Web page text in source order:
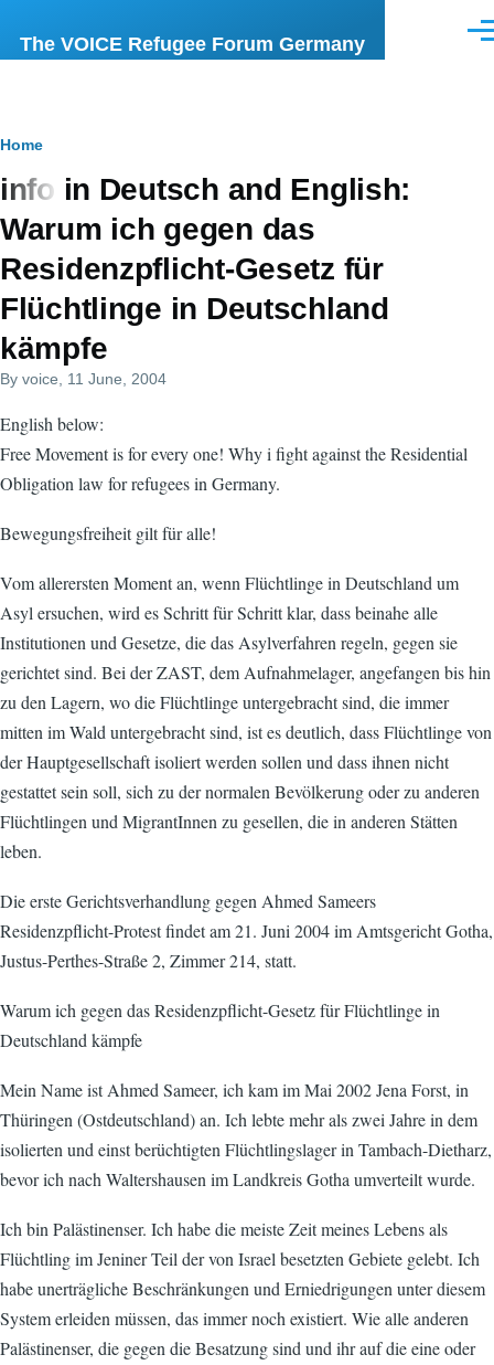
The VOICE Refugee Forum Germany
Breadcrumb
Home
info in Deutsch and English:
Warum ich gegen das
Residenzpflicht-Gesetz für
Flüchtlinge in Deutschland
kämpfe
By voice , 11 June, 2004
English below:
Free Movement is for every one! Why i fight against the Residential
Obligation law for refugees in Germany.
Bewegungsfreiheit gilt für alle!
Vom allerersten Moment an, wenn Flüchtlinge in Deutschland um
Asyl ersuchen, wird es Schritt für Schritt klar, dass beinahe alle
Institutionen und Gesetze, die das Asylverfahren regeln, gegen sie
gerichtet sind. Bei der ZAST, dem Aufnahmelager, angefangen bis hin
zu den Lagern, wo die Flüchtlinge untergebracht sind, die immer
mitten im Wald untergebracht sind, ist es deutlich, dass Flüchtlinge von
der Hauptgesellschaft isoliert werden sollen und dass ihnen nicht
gestattet sein soll, sich zu der normalen Bevölkerung oder zu anderen
Flüchtlingen und MigrantInnen zu gesellen, die in anderen Stätten
leben.
Die erste Gerichtsverhandlung gegen Ahmed Sameers
Residenzpflicht-Protest findet am 21. Juni 2004 im Amtsgericht Gotha,
Justus-Perthes-Straße 2, Zimmer 214, statt.
Warum ich gegen das Residenzpflicht-Gesetz für Flüchtlinge in
Deutschland kämpfe
Mein Name ist Ahmed Sameer, ich kam im Mai 2002 Jena Forst, in
Thüringen (Ostdeutschland) an. Ich lebte mehr als zwei Jahre in dem
isolierten und einst berüchtigten Flüchtlingslager in Tambach-Dietharz,
bevor ich nach Waltershausen im Landkreis Gotha umverteilt wurde.
Ich bin Palästinenser. Ich habe die meiste Zeit meines Lebens als
Flüchtling im Jeniner Teil der von Israel besetzten Gebiete gelebt. Ich
habe unerträgliche Beschränkungen und Erniedrigungen unter diesem
System erleiden müssen, das immer noch existiert. Wie alle anderen
Palästinenser, die gegen die Besatzung sind und ihr auf die eine oder